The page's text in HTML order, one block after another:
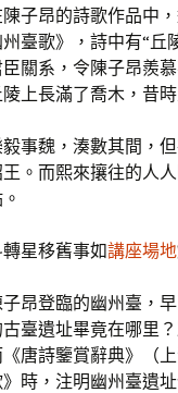
子昂的詩歌作品中
州臺歌》，詩中有“
關系，令陳子昂羨
上長滿了喬木，昔
事魏，湊數其間，
。而熙來攘往的人
轉星移舊事如講座場地
子昂登臨的幽州臺，
臺遺址畢竟在哪里
唐詩鑒賞辭典》（
時，注明幽州臺遺